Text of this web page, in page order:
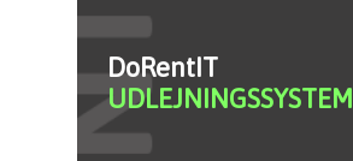
DoRentIT
UDLEJNINGSSYSTEM